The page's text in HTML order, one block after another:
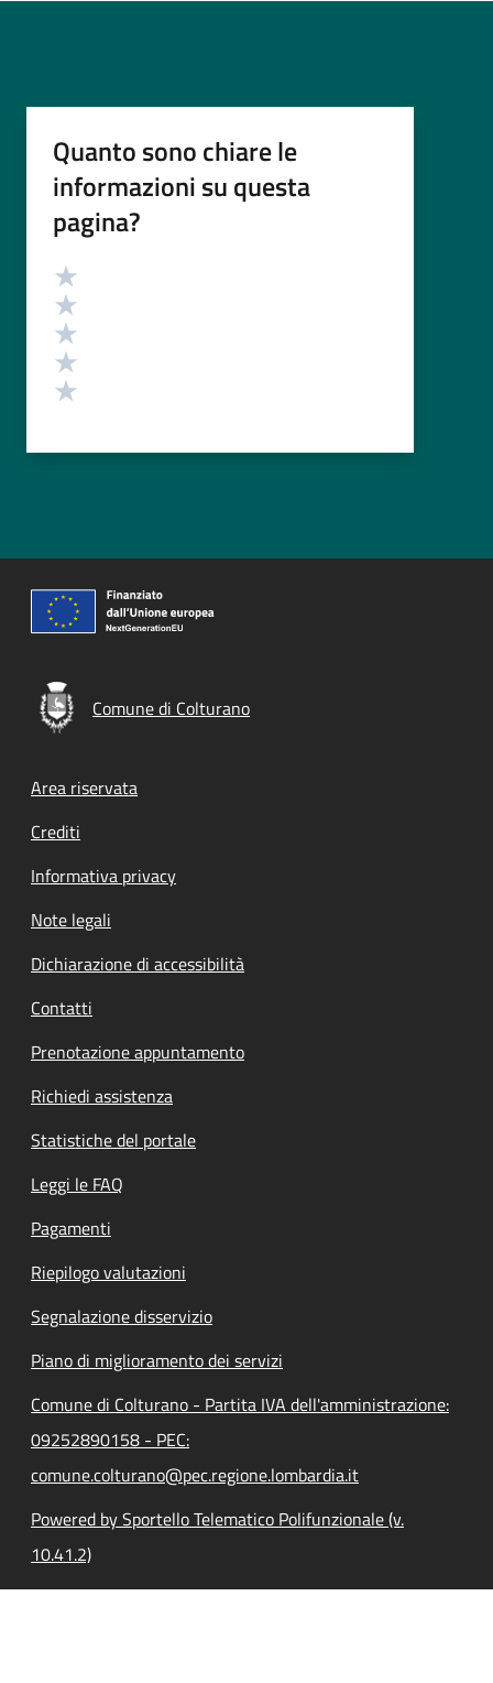
Quanto sono chiare le
informazioni su questa
pagina?
Valutazione
Comune di Colturano
Footer menu
Area riservata
Crediti
Informativa privacy
Note legali
Dichiarazione di accessibilità
Contatti
Prenotazione appuntamento
Richiedi assistenza
Statistiche del portale
Leggi le FAQ
Pagamenti
Riepilogo valutazioni
Segnalazione disservizio
Piano di miglioramento dei servizi
Comune di Colturano - Partita IVA dell'amministrazione:
09252890158 - PEC:
comune.colturano@pec.regione.lombardia.it
Powered by Sportello Telematico Polifunzionale (v.
10.41.2)